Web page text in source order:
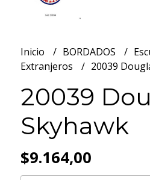
Inicio BORDADOS
Extranjeros
20039
20039
Skyhawk
$9.164,00